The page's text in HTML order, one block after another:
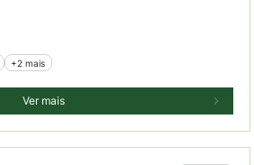
+2 mais
Ver mais